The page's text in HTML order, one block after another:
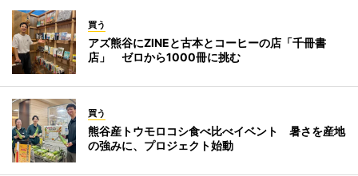
買う
アズ熊谷にZINEと古本とコーヒーの店「千冊書
店」 ゼロから1000冊に挑む
買う
熊谷産トウモロコシ食べ比べイベント 暑さを産地
の強みに、プロジェクト始動